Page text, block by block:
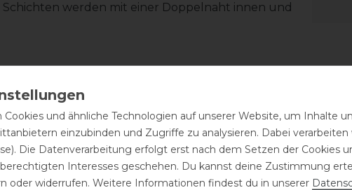
werden mit einer Doppelnaht innen und
wird, ist eine regelmäßige Pflege
zeitnah mit einem feuchten Tuch abwischen
Keine Sattelseife für die Reinigung
und ähnliche Technologien auf unserer Website, um Inhalte
einzubinden und Zugriffe zu analysieren. Dabei
Die Datenverarbeitung erfolgt erst nach dem Setzen der Cookies
Interesses geschehen. Du kannst deine Zustimmung
oder widerrufen. Weitere Informationen findest du in unserer